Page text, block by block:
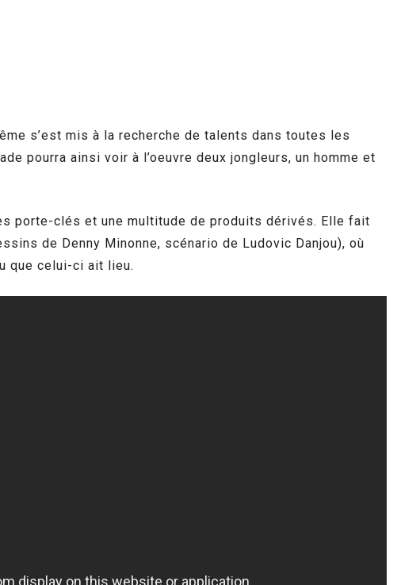
s’est mis à la recherche de talents dans toutes les
pourra ainsi voir à l’oeuvre deux jongleurs, un homme et
porte-clés et une multitude de produits dérivés. Elle fait
de Denny Minonne, scénario de Ludovic Danjou), où
que celui-ci ait lieu.